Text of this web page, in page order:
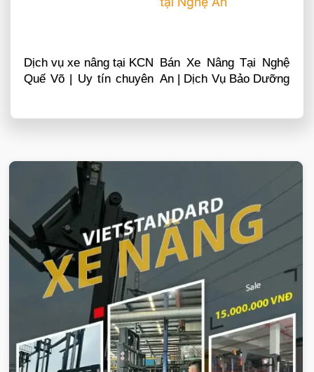
VIETSTANDARD VIỆT NAM
Xe-nang
Dịch vụ xe nâng tại KCN
Quế Võ | Uy tín chuyên
Bán Xe Nâng Tại Nghệ
An | Dịch Vụ Bảo Dưỡng